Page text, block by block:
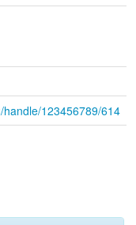
123456789/614